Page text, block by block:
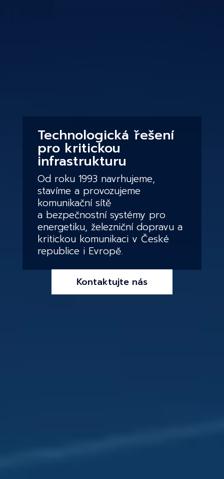
Technologická řešení
pro kritickou
infrastrukturu
Od roku 1993 navrhujeme,
stavíme a provozujeme
komunikační sítě
a bezpečnostní systémy pro
energetiku, železniční dopravu a
kritickou komunikaci v České
republice i Evropě.
Kontaktujte nás